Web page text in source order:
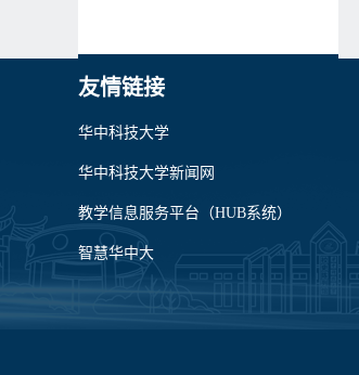
友情链接
华中科技大学
华中科技大学新闻网
教学信息服务平台（HUB系统）
智慧华中大